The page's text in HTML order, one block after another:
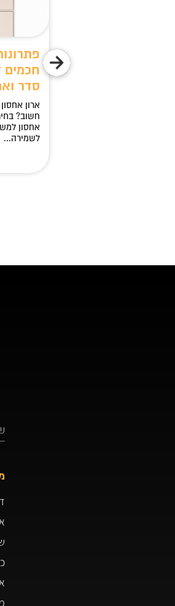
חכמים
סדר
ארון
חשוב?
אחסון
לשמירה...